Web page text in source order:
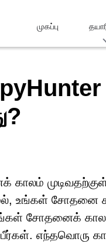
முகப்பு
காலம்
உங்கள் சோதனை
சோதனைக்
எந்தவொரு